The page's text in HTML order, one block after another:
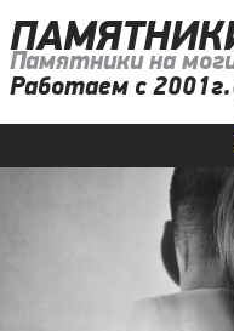
Памятники на
Работаем с